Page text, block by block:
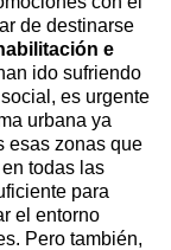
de destinarse
e
ido sufriendo
es urgente
urbana ya
esas zonas que
todas las
para
el entorno
Pero también,